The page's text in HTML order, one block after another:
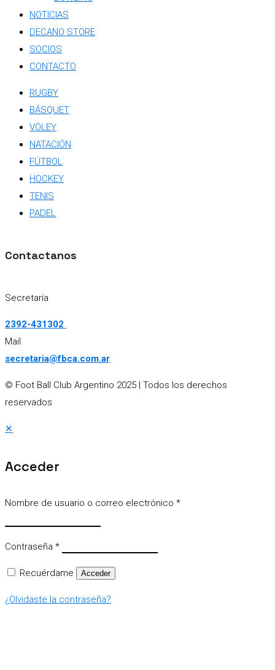
NOTICIAS
DECANO STORE
SOCIOS
CONTACTO
RUGBY
BÁSQUET
VÓLEY
NATACIÓN
FÚTBOL
HOCKEY
TENIS
PADEL
Contactanos
Secretaría
2392-431302
Mail
secretaria@fbca.com.ar
© Foot Ball Club Argentino 2025 | Todos los derechos
reservados
✕
Acceder
Nombre de usuario o correo electrónico *
Contraseña *
Recuérdame Acceder
¿Olvidaste la contraseña?